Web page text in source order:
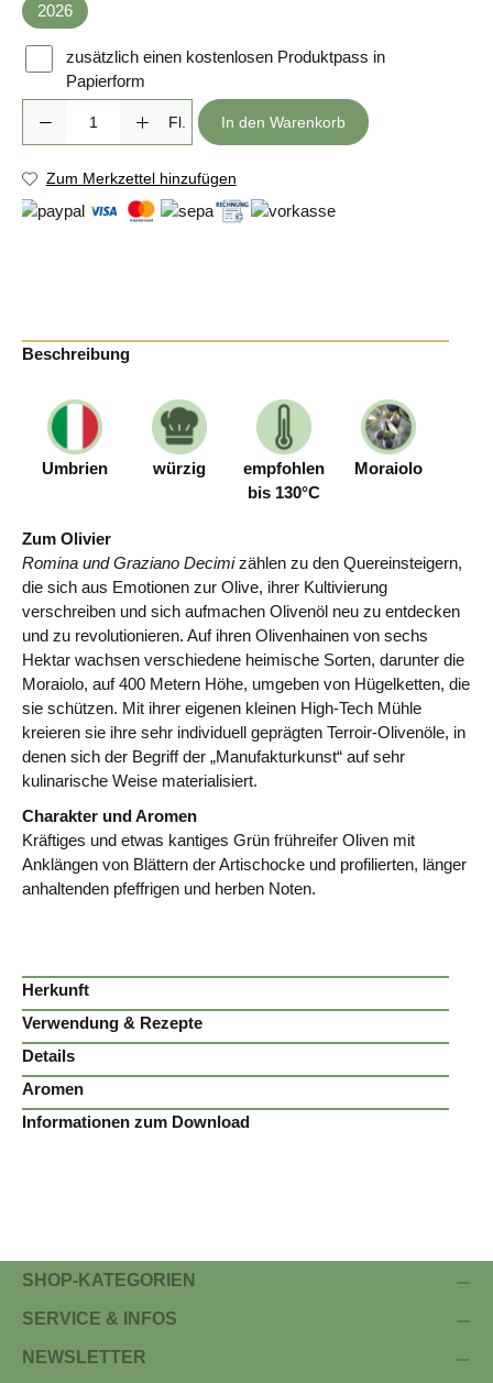
2026
zusätzlich einen kostenlosen Produktpass in
Papierform
Produkt Anzahl: Gib den gewünschten Wert ein oder benutze die
Fl. In den Warenkorb
Zum Merkzettel hinzufügen
Beschreibung
Umbrien würzig
empfohlen
bis 130°C
Moraiolo
Zum Olivier
Romina und Graziano Decimizählen zu den Quereinsteigern,
die sich aus Emotionen zur Olive, ihrer Kultivierung
verschreiben und sich aufmachen Olivenöl neu zu entdecken
und zu revolutionieren. Auf ihren Olivenhainen von sechs
Hektar wachsen verschiedene heimische Sorten, darunter die
Moraiolo, auf 400 Metern Höhe, umgeben von Hügelketten, die
sie schützen. Mit ihrer eigenen kleinen High-Tech Mühle
kreieren sie ihre sehr individuell geprägten Terroir-Olivenöle, in
denen sich der Begriff der „Manufakturkunst“ auf sehr
kulinarische Weise materialisiert.
Charakter und Aromen
Kräftiges und etwas kantiges Grün frühreifer Oliven mit
Anklängen von Blättern der Artischocke und profilierten, länger
anhaltenden pfeffrigen und herben Noten.
Herkunft
Verwendung & Rezepte
Details
Aromen
Informationen zum Download
SHOP-KATEGORIEN
SERVICE & INFOS
NEWSLETTER